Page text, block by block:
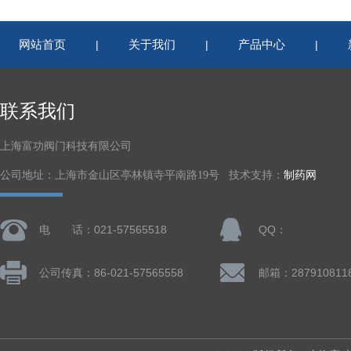
网站首页 | 关于我们 | 产品中心 |
联系我们
上海富功阀门科技有限公司
公司地址：上海市金山区亭林镇寺平南路19号 技术支持： 制药网
电 话：021-57565518 QQ：
公司传真：86-021-57565558 邮箱：